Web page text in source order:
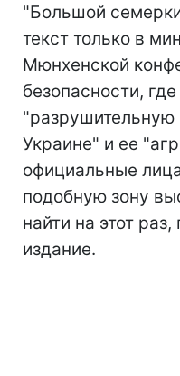
"Большой
текст только в
Мюнхенской
безопасности,
"разрушительную
Украине" и ее
официальные
подобную зону
найти на этот
издание.